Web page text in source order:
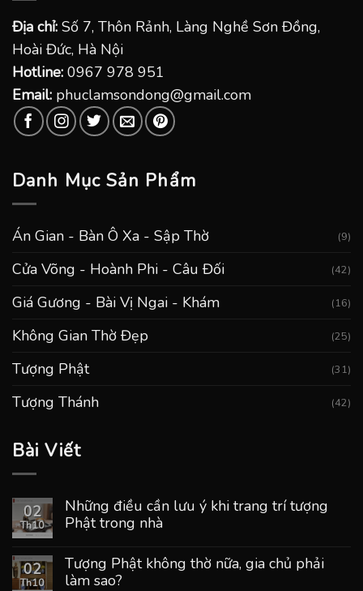
Địa chỉ: Số 7, Thôn Rảnh, Làng Nghề Sơn Đồng,
Hoài Đức, Hà Nội
Hotline: 0967 978 951
Email: phuclamsondong@gmail.com
Danh Mục Sản Phẩm
Án Gian - Bàn Ô Xa - Sập Thờ (9)
Cửa Võng - Hoành Phi - Câu Đối (42)
Giá Gương - Bài Vị Ngai - Khám (16)
Không Gian Thờ Đẹp (25)
Tượng Phật (31)
Tượng Thánh (42)
Bài Viết
02
Th10
Những điều cần lưu ý khi trang trí tượng
Phật trong nhà
02
Th10
Tượng Phật không thờ nữa, gia chủ phải
làm sao?